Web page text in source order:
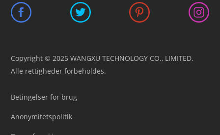
Copyright © 2025 WANGXU TECHNOLOGY CO., LIMITED.
Alle rettigheder forbeholdes.
Betingelser for brug
Anonymitetspolitik